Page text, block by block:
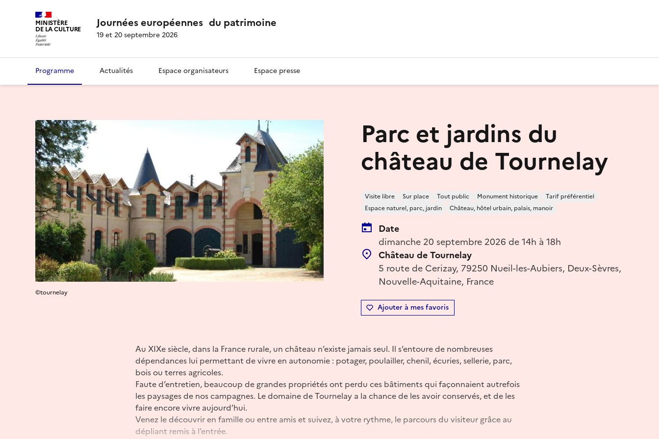
MINISTÈRE
DE LA CULTURE Journées européennes du patrimoine
19 et 20 septembre 2026
Programme Actualités Espace organisateurs Espace presse
Parc et jardins du
château de Tournelay
Visite libre Sur place Tout public Monument historique
Tarif préférentiel
Espace naturel, parc, jardin
Château, hôtel urbain, palais, manoir
Date
dimanche 20 septembre 2026 de 14h à 18h
Château de Tournelay
5 route de Cerizay, 79250 Nueil-les-Aubiers, Deux-Sèvres,
Nouvelle-Aquitaine, France
Ajouter à mes favoris
©tournelay
Au XIXe siècle, dans la France rurale, un château n’existe jamais seul. Il s’entoure de nombreuses
dépendances lui permettant de vivre en autonomie : potager, poulailler, chenil, écuries, sellerie, parc,
bois ou terres agricoles.
Faute d’entretien, beaucoup de grandes propriétés ont perdu ces bâtiments qui façonnaient autrefois
les paysages de nos campagnes. Le domaine de Tournelay a la chance de les avoir conservés, et de les
faire encore vivre aujourd’hui.
Venez le découvrir en famille ou entre amis et suivez, à votre rythme, le parcours du visiteur grâce au
dépliant remis à l’entrée.